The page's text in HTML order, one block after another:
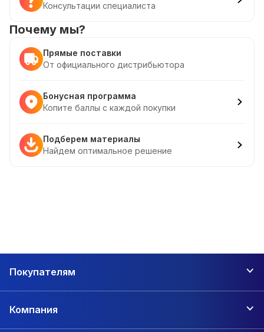
Консультации специалиста
Почему мы?
Прямые поставки
От официального дистрибьютора
Бонусная программа
Копите баллы с каждой покупки
Подберем материалы
Найдем оптимальное решение
Покупателям
Компания